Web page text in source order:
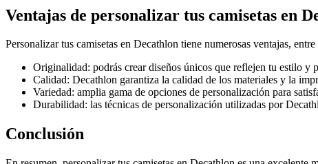
Ventajas de personalizar tus camisetas en
Personalizar tus camisetas en Decathlon tiene numerosas ventajas, entre
Originalidad: podrás crear diseños únicos que reflejen tu estilo y
Calidad: Decathlon garantiza la calidad de los materiales y la
Variedad: amplia gama de opciones de personalización para
Durabilidad: las técnicas de personalización utilizadas por
Conclusión